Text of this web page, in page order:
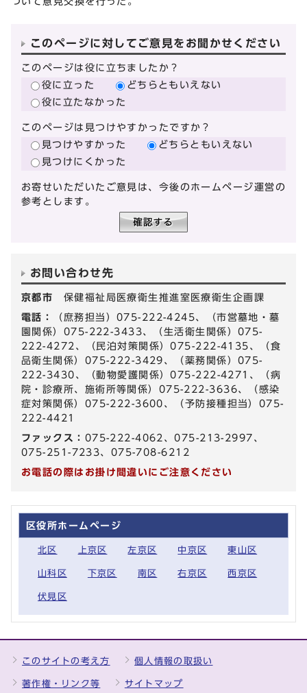
このページに対してご意見をお聞かせください
このページは役に立ちましたか？
役に立った
どちらともいえない
役に立たなかった
このページは見つけやすかったですか？
見つけやすかった
どちらともいえない
見つけにくかった
お寄せいただいたご意見は、今後のホームページ運営の
参考とします。
お問い合わせ先
京都市 保健福祉局医療衛生推進室医療衛生企画課
電話：
（庶務担当）075-222-4245、（市営墓地・墓
園関係）075-222-3433、（生活衛生関係）075-
222-4272、（民泊対策関係）075-222-4135、（食
品衛生関係）075-222-3429、（薬務関係）075-
222-3430、（動物愛護関係）075-222-4271、（病
院・診療所、施術所等関係）075-222-3636、（感染
症対策関係）075-222-3600、（予防接種担当）075-
222-4421
ファックス： 075-222-4062、075-213-2997、
075-251-7233、075-708-6212
お電話の際はお掛け間違いにご注意ください
区役所ホームページ
北区 上京区 左京区 中京区 東山区
山科区 下京区 南区 右京区 西京区
伏見区
このサイトの考え方 個人情報の取扱い
著作権・リンク等 サイトマップ